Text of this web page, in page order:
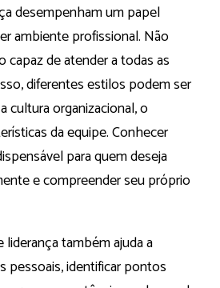
desempenham um papel
ambiente profissional. Não
capaz de atender a todas as
diferentes estilos podem ser
cultura organizacional, o
da equipe. Conhecer
para quem deseja
e compreender seu próprio
também ajuda a
pessoais, identificar pontos